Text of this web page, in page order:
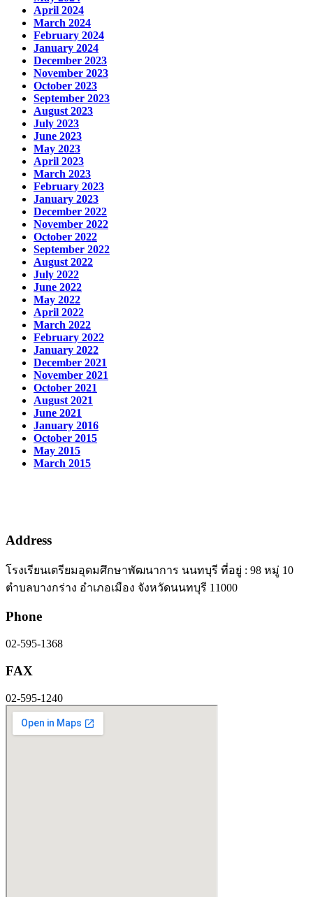
April 2024
March 2024
February 2024
January 2024
December 2023
November 2023
October 2023
September 2023
August 2023
July 2023
June 2023
May 2023
April 2023
March 2023
February 2023
January 2023
December 2022
November 2022
October 2022
September 2022
August 2022
July 2022
June 2022
May 2022
April 2022
March 2022
February 2022
January 2022
December 2021
November 2021
October 2021
August 2021
June 2021
January 2016
October 2015
May 2015
March 2015
Address
โรงเรียนเตรียมอุดมศึกษาพัฒนาการ นนทบุรี ที่อยู่ : 98 หมู่ 10
ตำบลบางกร่าง อำเภอเมือง จังหวัดนนทบุรี 11000
Phone
02-595-1368
FAX
02-595-1240